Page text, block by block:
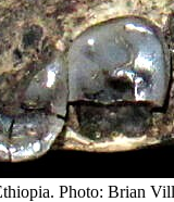
Photo: Brian